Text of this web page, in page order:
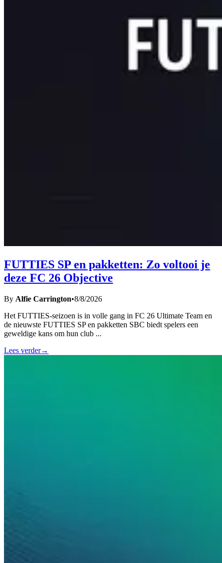
FUTTIES SP en pakketten: Zo voltooi je
deze FC 26 Objective
By Alfie Carrington•8/8/2026
Het FUTTIES-seizoen is in volle gang in FC 26 Ultimate Team en
de nieuwste FUTTIES SP en pakketten SBC biedt spelers een
geweldige kans om hun club ...
Lees verder→